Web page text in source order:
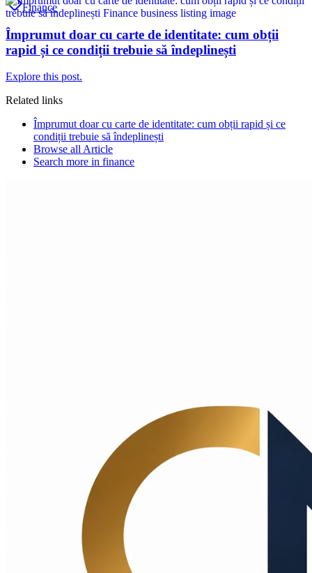
Finance
Împrumut doar cu carte de identitate: cum obții
rapid și ce condiții trebuie să îndeplinești
Explore this post.
Related links
Împrumut doar cu carte de identitate: cum obții rapid și ce
condiții trebuie să îndeplinești
Browse all Article
Search more in finance